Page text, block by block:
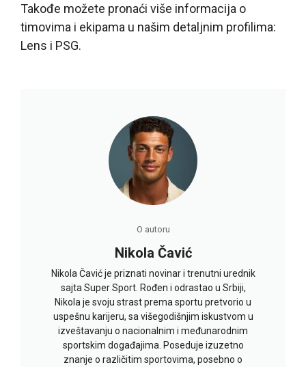
Takođe možete pronaći više informacija o
timovima i ekipama u našim detaljnim profilima:
Lens i PSG.
O autoru
Nikola Čavić
Nikola Čavić je priznati novinar i trenutni urednik
sajta Super Sport. Rođen i odrastao u Srbiji,
Nikola je svoju strast prema sportu pretvorio u
uspešnu karijeru, sa višegodišnjim iskustvom u
izveštavanju o nacionalnim i međunarodnim
sportskim događajima. Poseduje izuzetno
znanje o različitim sportovima, posebno o